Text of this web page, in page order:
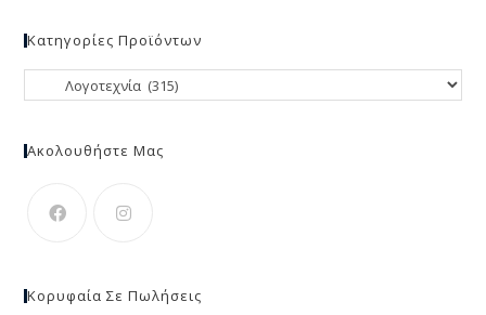
Κατηγορίες Προϊόντων
Ακολουθήστε Μας
Κορυφαία Σε Πωλήσεις